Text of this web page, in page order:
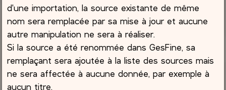
d'une importation, la source existante de même
nom sera remplacée par sa mise à jour et aucune
autre manipulation ne sera à réaliser.
Si la source a été renommée dans GesFine, sa
remplaçant sera ajoutée à la liste des sources mais
ne sera affectée à aucune donnée, par exemple à
aucun titre.